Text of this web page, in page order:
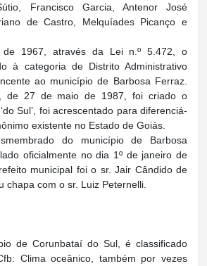
Francisco Garcia, Antenor José
de Castro, Melquíades Picanço e
1967, através da Lei n.º 5.472, o
à categoria de Distrito Administrativo
ao município de Barbosa Ferraz.
de 27 de maio de 1987, foi criado o
Sul’, foi acrescentado para diferenciá-
existente no Estado de Goiás.
do município de Barbosa
oficialmente no dia 1º de janeiro de
municipal foi o sr. Jair Cândido de
chapa com o sr. Luiz Peternelli.
de Corunbataí do Sul, é classificado
Clima oceânico, também por vezes